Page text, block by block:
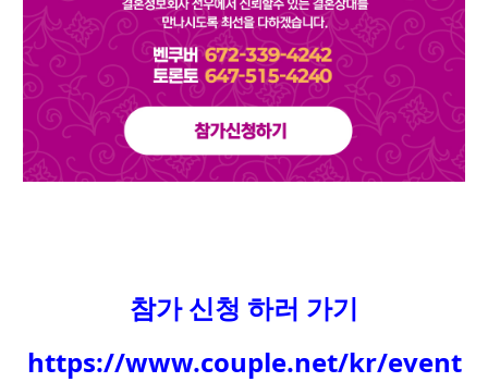
참가 신청 하러 가기
https://www.couple.net/kr/event